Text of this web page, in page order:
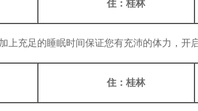
住：桂林
充足的睡眠时间保证您有充沛的体力，开
住：桂林